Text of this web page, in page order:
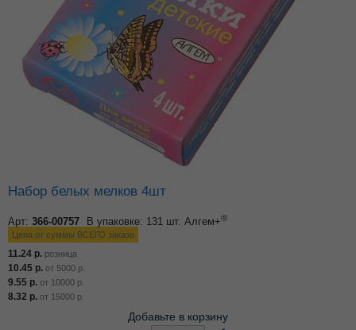
Набор белых мелков 4шт
Арт: 366-00757 В упаковке: 131 шт. Алгем+®
Цена от суммы ВСЕГО заказа
11.24 р. розница
10.45 р. от 5000 р.
9.55 р. от 10000 р.
8.32 р. от 15000 р.
Добавьте в корзину